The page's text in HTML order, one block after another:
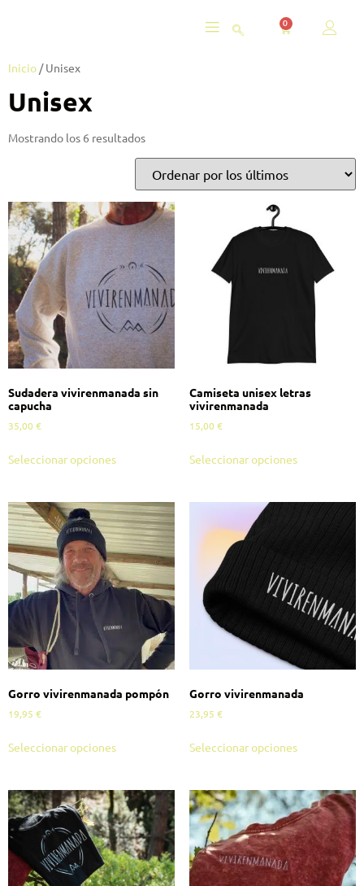
CONTÁCTANOS
0
Inicio / Unisex
Unisex
Mostrando los 6 resultados
Sudadera vivirenmanada sin
capucha
35,00 €
Seleccionar opciones
Camiseta unisex letras
vivirenmanada
15,00 €
Seleccionar opciones
Gorro vivirenmanada pompón
19,95 €
Seleccionar opciones
Gorro vivirenmanada
23,95 €
Seleccionar opciones